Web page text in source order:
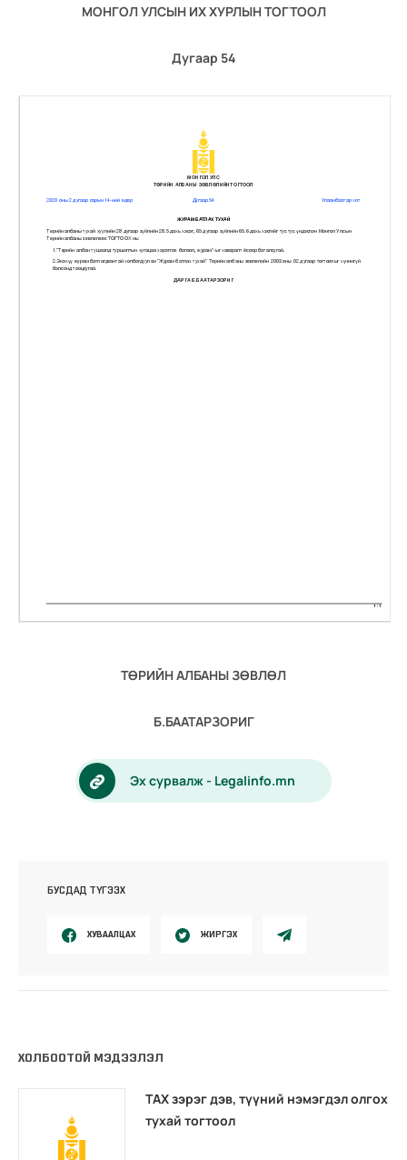
МОНГОЛ УЛСЫН ИХ ХУРЛЫН ТОГТООЛ
Дугаар 54
ТӨРИЙН АЛБАНЫ ЗӨВЛӨЛ
Б.БААТАРЗОРИГ
Эх сурвалж - Legalinfo.mn
БУСДАД ТҮГЭЭХ
ХУВААЛЦАХ ЖИРГЭХ
ХОЛБООТОЙ МЭДЭЭЛЭЛ
ТАХ зэрэг дэв, түүний нэмэгдэл олгох
тухай тогтоол